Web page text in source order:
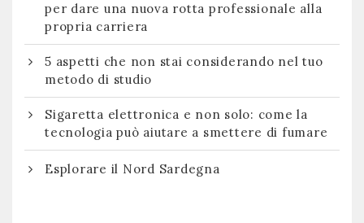
per dare una nuova rotta professionale alla
propria carriera
5 aspetti che non stai considerando nel tuo
metodo di studio
Sigaretta elettronica e non solo: come la
tecnologia può aiutare a smettere di fumare
Esplorare il Nord Sardegna